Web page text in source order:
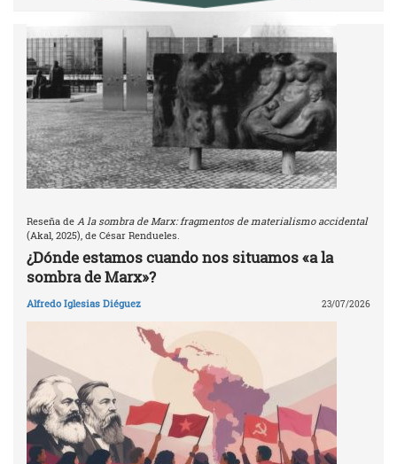
Reseña de A la sombra de Marx: fragmentos de materialismo accidental
(Akal, 2025), de César Rendueles.
¿Dónde estamos cuando nos situamos «a la
sombra de Marx»?
Alfredo Iglesias Diéguez 23/07/2026